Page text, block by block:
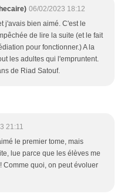
06/02/2023 18:12
j'avais bien aimé. C'est le
de lire la suite (et le fait
pour fonctionner.) A la
les adultes qui l'empruntent.
de Riad Satouf.
21:11
le premier tome, mais
lue parce que les élèves me
Comme quoi, on peut évoluer